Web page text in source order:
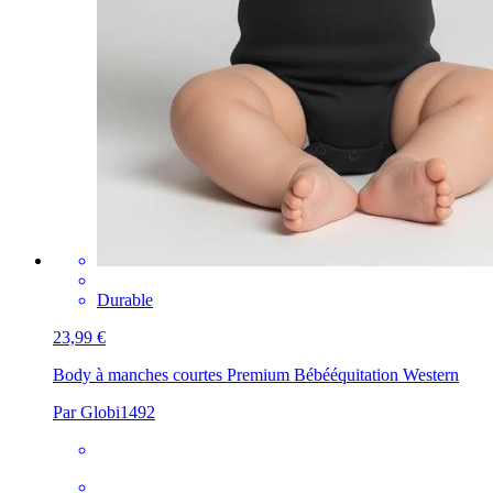
Durable
23,99 €
Body à manches courtes Premium Bébééquitation Western
Par Globi1492